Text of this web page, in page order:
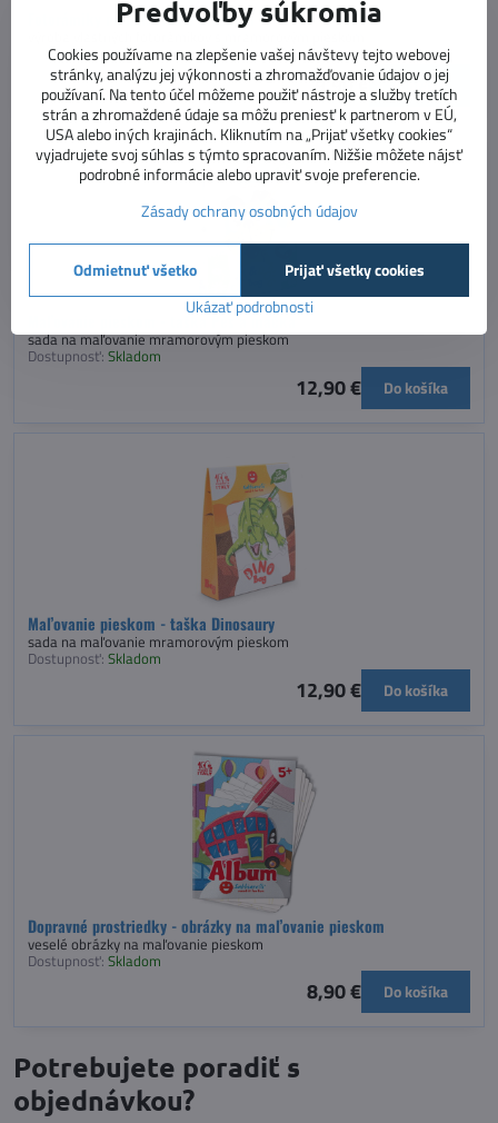
Fotorámiky na maľovanie pieskom
Dostupnosť:Momentálne vypredané
9,90 € Zobraziť
Maľovanie pieskom - taška Pes a mačka
sada na maľovanie mramorovým pieskom
Dostupnosť: Skladom
12,90 € Do košíka
Maľovanie pieskom - taška Dinosaury
sada na maľovanie mramorovým pieskom
Dostupnosť: Skladom
12,90 € Do košíka
Dopravné prostriedky - obrázky na maľovanie pieskom
veselé obrázky na maľovanie pieskom
Dostupnosť: Skladom
8,90 € Do košíka
Potrebujete poradiť s
objednávkou?
Predvoľby súkromia
Cookies používame na zlepšenie vašej návštevy tejto webovej
stránky, analýzu jej výkonnosti a zhromažďovanie údajov o jej
používaní. Na tento účel môžeme použiť nástroje a služby tretích
strán a zhromaždené údaje sa môžu preniesť k partnerom v EÚ,
USA alebo iných krajinách. Kliknutím na „Prijať všetky cookies“
vyjadrujete svoj súhlas s týmto spracovaním. Nižšie môžete nájsť
podrobné informácie alebo upraviť svoje preferencie.
Zásady ochrany osobných údajov
Ukázať podrobnosti
Prijať všetky cookies
Odmietnuť všetko